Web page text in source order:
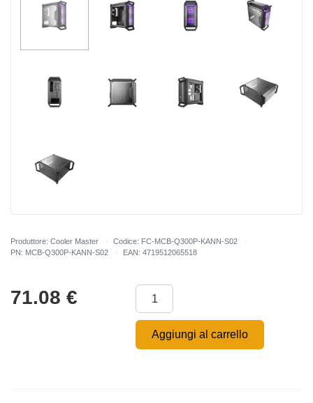
Produttore: Cooler Master
Codice: FC-MCB-Q300P-KANN-S02
PN: MCB-Q300P-KANN-S02
EAN: 4719512065518
71.08 €
Aggiungi al carrello